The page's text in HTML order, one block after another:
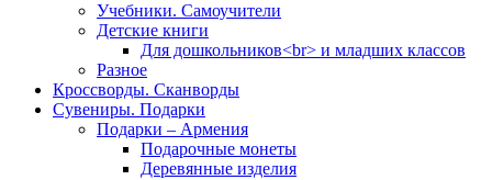
Учебники. Самоучители
Детские книги
Для дошкольников<br> и младших классов
Разное
Кроссворды. Сканворды
Сувениры. Подарки
Подарки – Армения
Подарочные монеты
Деревянные изделия